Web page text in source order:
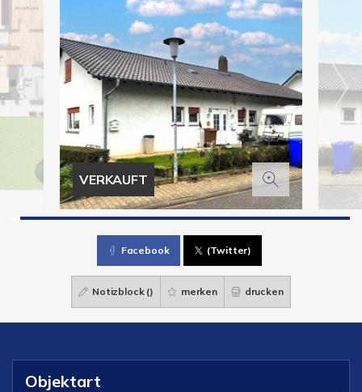
VERKAUFT
Facebook (Twitter)
Notizblock () merken drucken
Objektart